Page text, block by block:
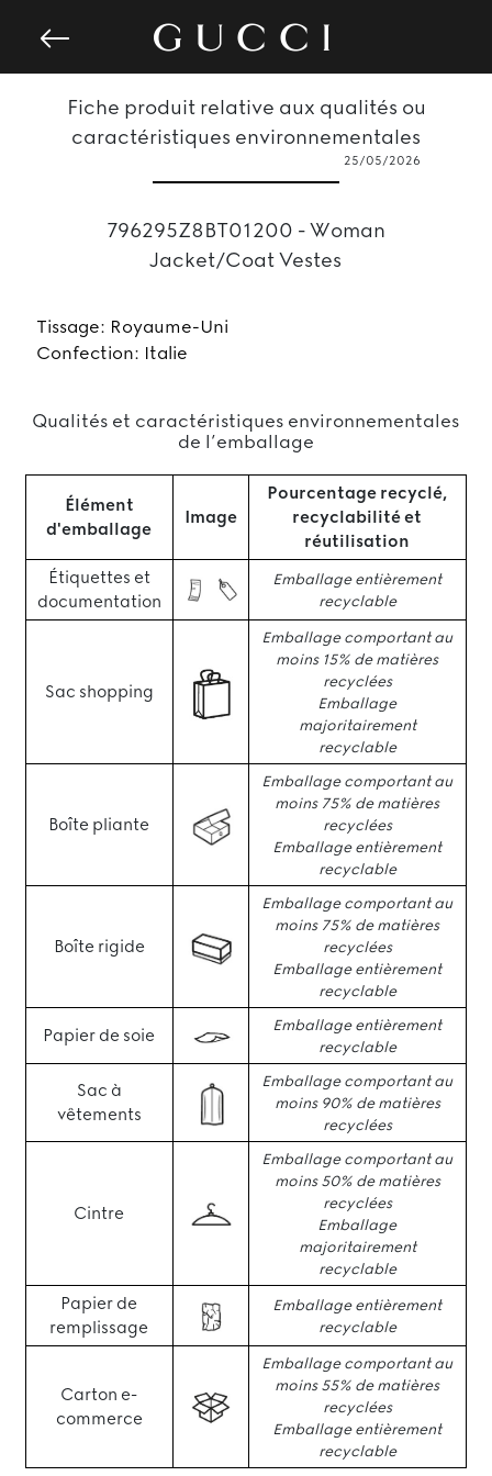
Fiche produit relative aux qualités ou
caractéristiques environnementales
25/05/2026
796295Z8BT01200 - Woman
Jacket/Coat Vestes
Tissage: Royaume-Uni
Confection: Italie
Qualités et caractéristiques environnementales
de l’emballage
Élément
d'emballage
Image
Pourcentage recyclé,
recyclabilité et
réutilisation
Étiquettes et
documentation
Emballage entièrement
recyclable
Sac shopping
Emballage comportant au
moins 15% de matières
recyclées
Emballage
majoritairement
recyclable
Boîte pliante
Emballage comportant au
moins 75% de matières
recyclées
Emballage entièrement
recyclable
Boîte rigide
Emballage comportant au
moins 75% de matières
recyclées
Emballage entièrement
recyclable
Papier de soie
Emballage entièrement
recyclable
Sac à
vêtements
Emballage comportant au
moins 90% de matières
recyclées
Cintre
Emballage comportant au
moins 50% de matières
recyclées
Emballage
majoritairement
recyclable
Papier de
remplissage
Emballage entièrement
recyclable
Carton e-
commerce
Emballage comportant au
moins 55% de matières
recyclées
Emballage entièrement
recyclable